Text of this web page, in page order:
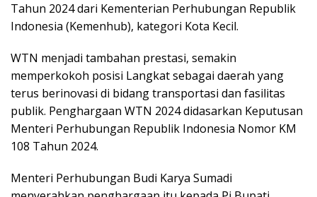
Tahun 2024 dari Kementerian Perhubungan Republik
Indonesia (Kemenhub), kategori Kota Kecil.
WTN menjadi tambahan prestasi, semakin
memperkokoh posisi Langkat sebagai daerah yang
terus berinovasi di bidang transportasi dan fasilitas
publik. Penghargaan WTN 2024 didasarkan Keputusan
Menteri Perhubungan Republik Indonesia Nomor KM
108 Tahun 2024.
Menteri Perhubungan Budi Karya Sumadi